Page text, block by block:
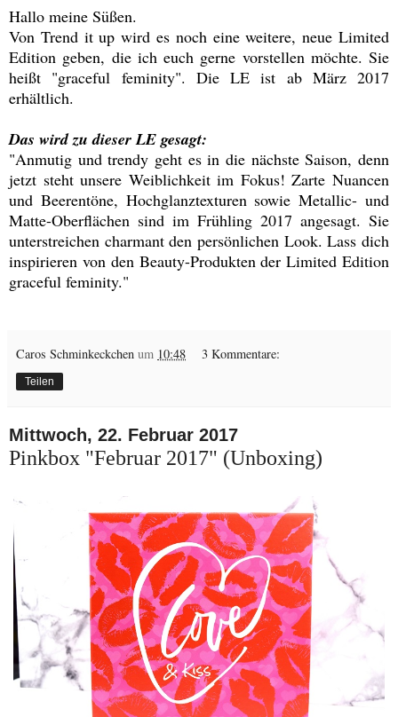
Hallo meine Süßen.
Von Trend it up wird es noch eine weitere, neue Limited
Edition geben, die ich euch gerne vorstellen möchte. Sie
heißt "graceful feminity". Die LE ist ab März 2017
erhältlich.
Das wird zu dieser LE gesagt:
"Anmutig und trendy geht es in die nächste Saison, denn
jetzt steht unsere Weiblichkeit im Fokus! Zarte Nuancen
und Beerentöne, Hochglanztexturen sowie Metallic- und
Matte-Oberflächen sind im Frühling 2017 angesagt. Sie
unterstreichen charmant den persönlichen Look. Lass dich
inspirieren von den Beauty-Produkten der Limited Edition
graceful feminity."
Caros Schminkeckchen um 10:48 3 Kommentare:
Teilen
Mittwoch, 22. Februar 2017
Pinkbox "Februar 2017" (Unboxing)